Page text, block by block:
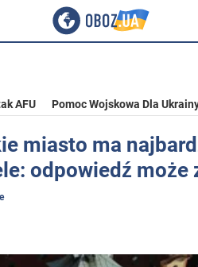
AFU Pomoc Wojskowa Dla
miasto ma
odpowiedź może